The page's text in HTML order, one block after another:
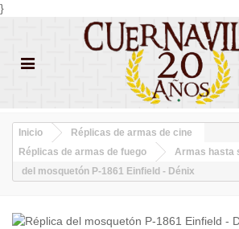
}
Inicio
Réplicas de armas de cine
Réplicas de armas de fuego
Armas hasta
del mosquetón P-1861 Einfield - Dénix